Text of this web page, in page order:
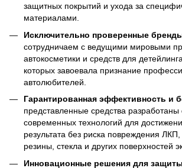
защитных покрытий и ухода за
материалами.
Исключительно проверенные
сотрудничаем с ведущими мировыми
автокосметики и средств для
которых завоевала признание
автолюбителей.
Гарантированная эффективность и
представленные средства
современных технологий для
результата без риска повреждения
резины, стекла и других поверхностей
Инновационные решения для